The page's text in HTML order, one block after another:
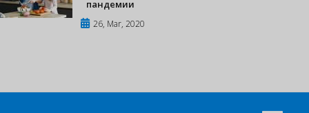
пандемии
26, Mar, 2020